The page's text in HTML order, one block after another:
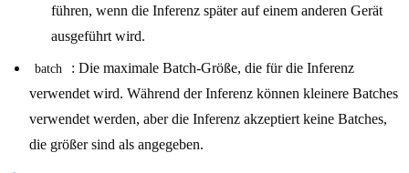
führen, wenn die Inferenz später auf einem anderen Gerät
ausgeführt wird.
batch
: Die maximale Batch-Größe, die für die Inferenz
verwendet wird. Während der Inferenz können kleinere Batches
verwendet werden, aber die Inferenz akzeptiert keine Batches,
die größer sind als angegeben.